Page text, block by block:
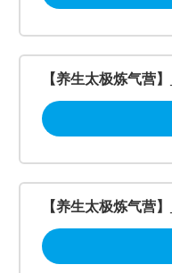
【养生太极炼气营
【养生太极炼气营